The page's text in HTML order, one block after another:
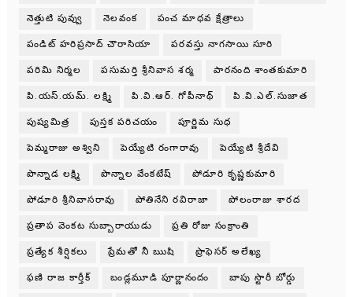
నెత్తుటి పువ్వు నెలవంక పంచ మాధవ క్షేత్రాలు
పండిట్ హరిప్రసాద్ చౌరాసియా పరవస్తు నాగసాయి సూరి
పరిమి నిర్మల పసుమర్తి శ్రీనివాస శర్మ పారనంది శాంతకుమారి
పి.యస్.యమ్. లక్ష్మి పి.వి.ఆర్. గోపీనాథ్ పి.వి.ఎల్.సుజాత
పుష్యమిత్ర పుస్తక పరిచయం పూర్ణిమ సుధ
పెమ్మరాజు అశ్విని పెయ్యేటి రంగారావు పెయ్యేటి శ్రీదేవి
పొన్నాడ లక్ష్మి పొన్నాల వేంకటేష్ పోడూరి కృష్ణకుమారి
పోడూరి శ్రీనివాసరావు పోతినేని రవిరాజా పోలంరాజు శారద
ప్రతాప వెంకట సుబ్బారాయుడు ప్రతి రోజు సంక్రాంతి
ప్రత్యేక శీర్షికలు ప్రేమతో నీ ఋషి ప్రొఫెసర్ అలేఖ్య
ఫణి రాజ కార్తీక్ బండ్లమూడి పూర్ణానందం బాపు స్టొరీ బోర్డు